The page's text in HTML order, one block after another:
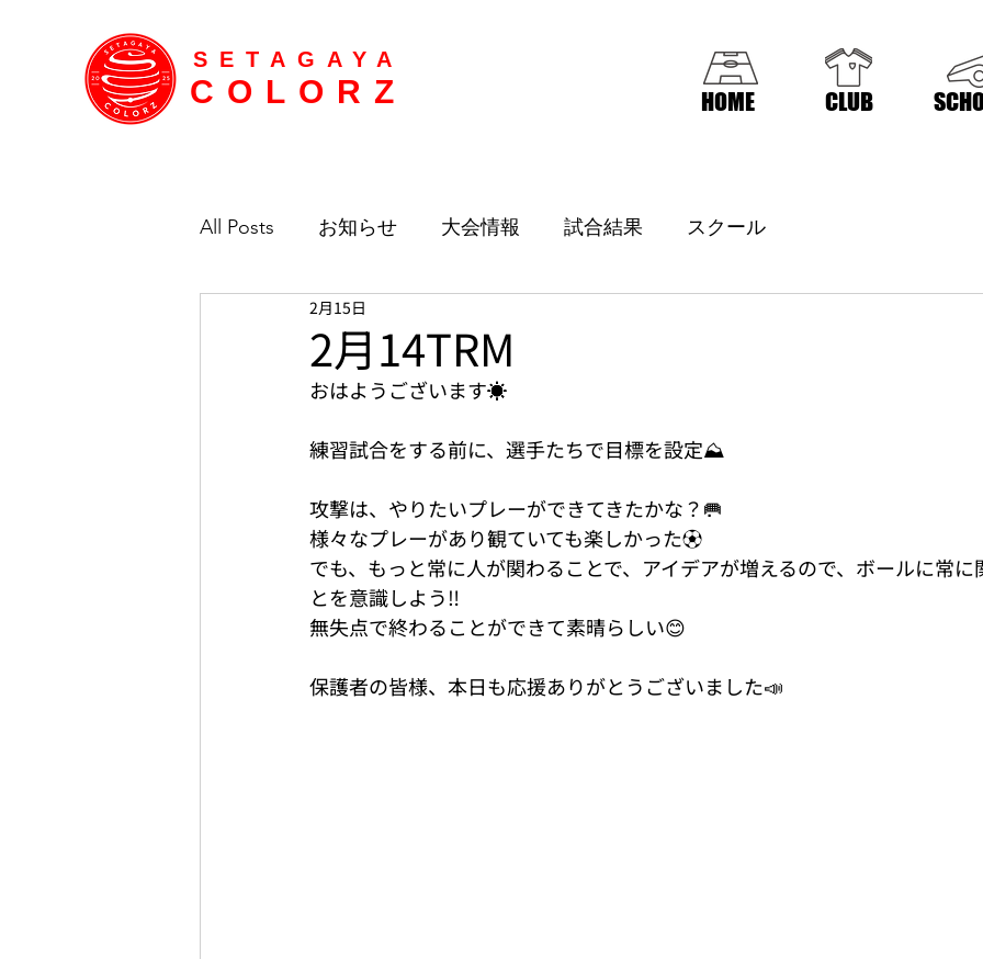
SETAGAYA
COLORZ HOME CLUB
All Posts お知らせ 大会情報 試合結果 スクール
2月14TRM
2月15日
おはようございます☀
練習試合をする前に、選手たちで目標を設定⛰️
攻撃は、やりたいプレーができてきたかな？🥅
様々なプレーがあり観ていても楽しかった⚽️
でも、もっと常に人が関わることで、アイデアが増えるので、ボールに常
とを意識しよう‼️
無失点で終わることができて素晴らしい😊
保護者の皆様、本日も応援ありがとうございました📣